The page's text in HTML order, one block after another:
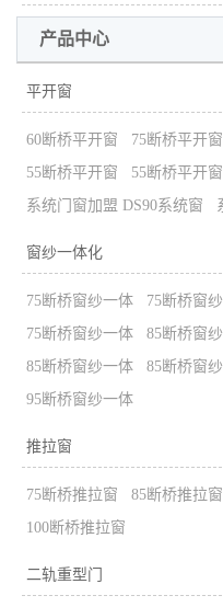
产品中心
平开窗
60断桥平开窗 75断桥平开窗
55断桥平开窗
55断桥平开窗
系统门窗加盟 DS90系统窗
窗纱一体化
75断桥窗纱一体 75断桥窗
75断桥窗纱一体
85断桥窗
85断桥窗纱一体
85断桥窗
95断桥窗纱一体
推拉窗
75断桥推拉窗 85断桥推拉窗
100断桥推拉窗
二轨重型门